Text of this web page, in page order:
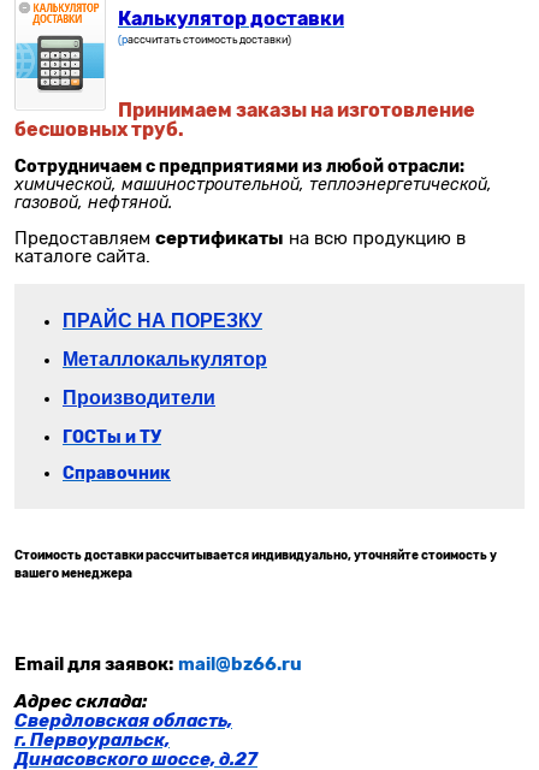
Калькулятор доставки
(рассчитать стоимость доставки)
Принимаем заказы на изготовление
бесшовных труб.
Сотрудничаем с предприятиями из любой отрасли:
химической, машиностроительной, теплоэнергетической,
газовой, нефтяной.
Предоставляем сертификаты на всю продукцию в
каталоге сайта.
П РАЙС НА ПОРЕЗКУ
Металлокалькулятор
Производители
ГОСТы и ТУ
Справочник
Стоимость доставки рассчитывается индивидуально, уточняйте стоимость у
вашего менеджера
Email для заявок: mail@bz66.ru
Адрес склада:
Свердловская область,
г. Первоуральск,
Динасовского шоссе, д.27